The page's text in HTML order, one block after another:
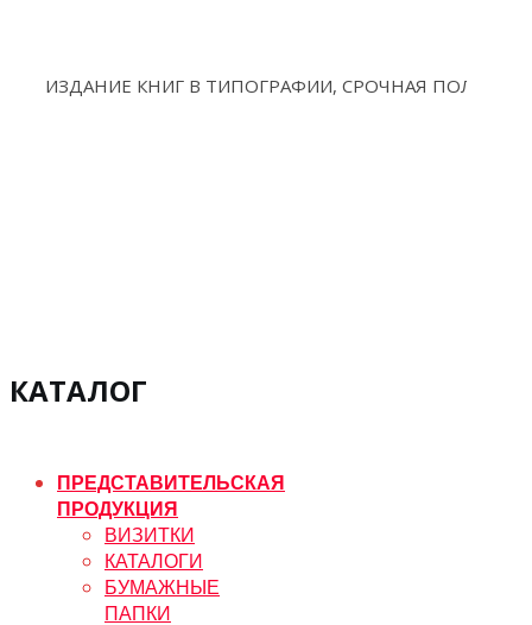
ИЗДАНИЕ КНИГ В ТИПОГРАФИИ, СРОЧНАЯ
КАТАЛОГ
ПРЕДСТАВИТЕЛЬСКАЯ
ПРОДУКЦИЯ
ВИЗИТКИ
КАТАЛОГИ
БУМАЖНЫЕ
ПАПКИ